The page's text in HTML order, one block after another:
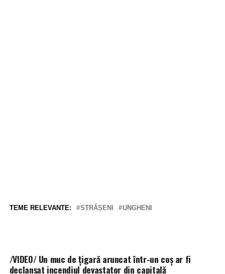
TEME RELEVANTE: STRĂȘENI UNGHENI
/VIDEO/ Un muc de țigară aruncat într-un coș ar fi
declanșat incendiul devastator din capitală